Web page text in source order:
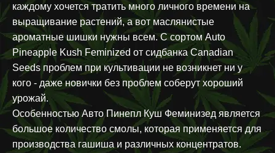
каждому хочется тратить много личного времени на
выращивание растений, а вот маслянистые
ароматные шишки нужны всем. С сортом Auto
Pineapple Kush Feminized от сидбанка Canadian
Seeds проблем при культивации не возникнет ни у
кого - даже новички без проблем соберут хороший
урожай.
Особенностью Авто Пинепл Куш Феминизед является
большое количество смолы, которая применяется для
производства гашиша и различных концентратов.